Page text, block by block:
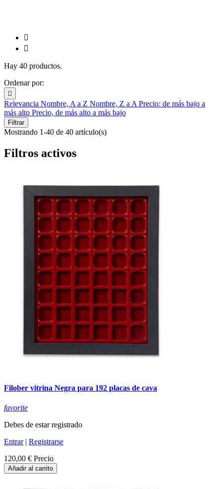


Hay 40 productos.
Ordenar por:

Relevancia Nombre, A a Z Nombre, Z a A Precio: de más bajo a
más alto Precio, de más alto a más bajo
Filtrar
Mostrando 1-40 de 40 artículo(s)
Filtros activos
Filober vitrina Negra para 192 placas de cava
favorite
Debes de estar registrado
Entrar| Registrarse
120,00 € Precio
Añadir al carrito